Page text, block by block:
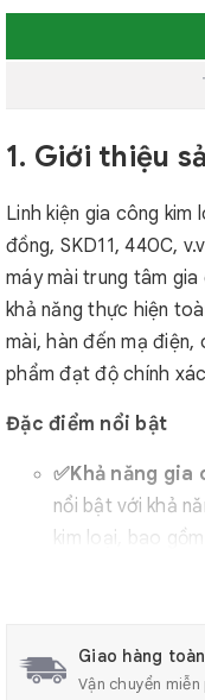
1. Giới thiệu
Linh kiện gia công
đồng, SKD11, 440C,
máy mài trung tâm
khả năng thực hiện
mài, hàn đến mạ
phẩm đạt độ chính
Đặc điểm nổi bật
✅Khả năng
nổi bật với khả
kim loại, bao
nhiều loại khác.
quy trình gia
Giao hàng
Vận chuyển miễn